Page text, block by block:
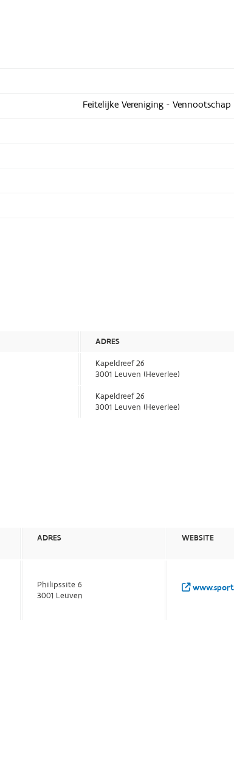
Feitelijke Vereniging -
ADRES
Kapeldreef 26
3001 Leuven (Heverlee)
Kapeldreef 26
3001 Leuven (Heverlee)
ADRES WEBSITE
Philipssite 6
3001 Leuven